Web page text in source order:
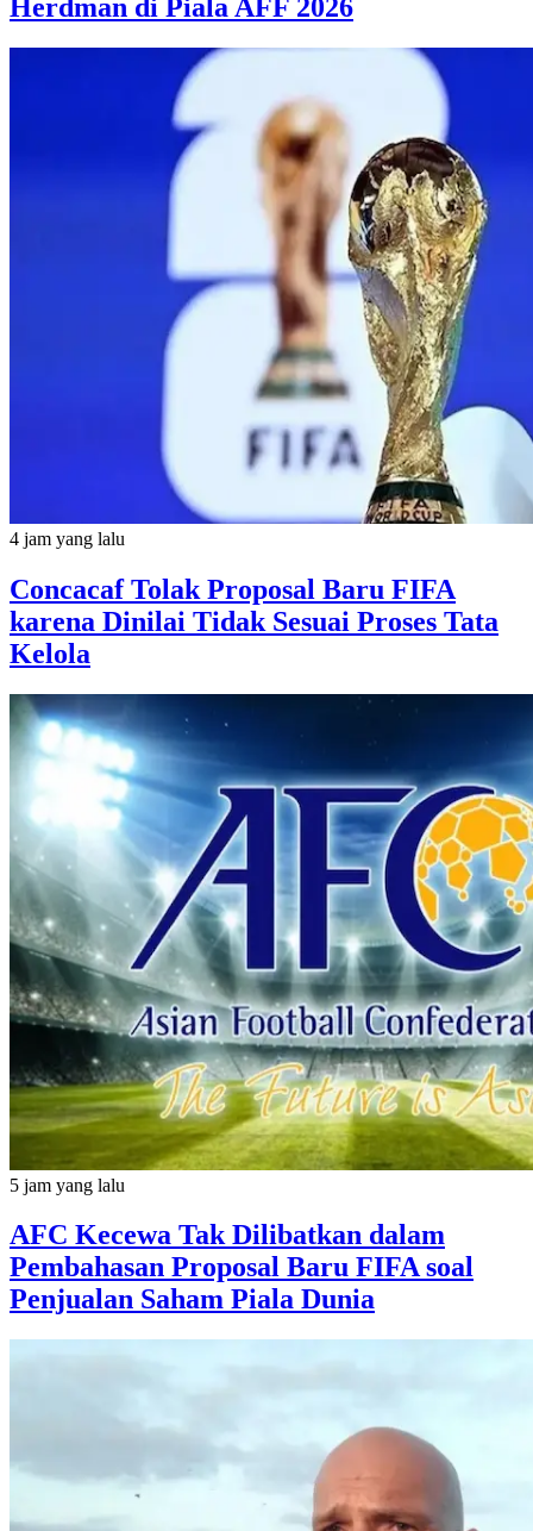
Herdman di Piala AFF 2026
4 jam yang lalu
Concacaf Tolak Proposal Baru FIFA
karena Dinilai Tidak Sesuai Proses Tata
Kelola
5 jam yang lalu
AFC Kecewa Tak Dilibatkan dalam
Pembahasan Proposal Baru FIFA soal
Penjualan Saham Piala Dunia